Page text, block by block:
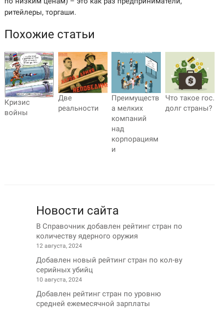
ритейлеры, торгаши.
Похожие статьи
Кризис
войны
Две
реальности
Преимуществ
а мелких
компаний
над
корпорациям
и
Что такое гос.
долг страны?
Новости сайта
В Справочник добавлен рейтинг стран по
количеству ядерного оружия
12 августа, 2024
Добавлен новый рейтинг стран по кол-ву
серийных убийц
10 августа, 2024
Добавлен рейтинг стран по уровню
средней ежемесячной зарплаты